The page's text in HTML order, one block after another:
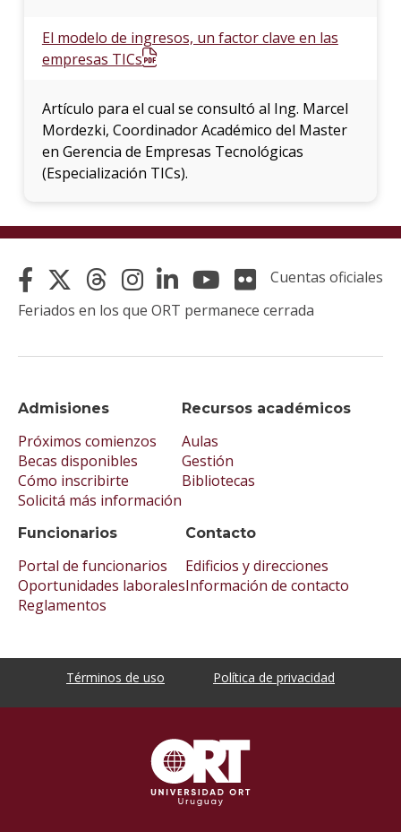
El modelo de ingresos, un factor clave en las
empresas TICs
Artículo para el cual se consultó al Ing. Marcel
Mordezki, Coordinador Académico del Master
en Gerencia de Empresas Tecnológicas
(Especialización TICs).
Admisiones
Próximos comienzos
Becas disponibles
Cómo inscribirte
Solicitá más información
Recursos académicos
Aulas
Gestión
Bibliotecas
Funcionarios
Portal de funcionarios
Oportunidades laborales
Reglamentos
Contacto
Edificios y direcciones
Información de contacto
Cuentas oficiales
Feriados en los que ORT permanece cerrada
Términos de uso Política de privacidad